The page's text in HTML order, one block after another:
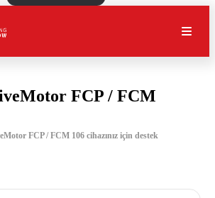
FCP / FCM
FCP / FCM 106 cihazınız için destek